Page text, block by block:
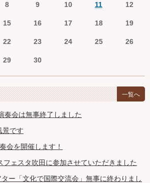
8 9 10 11 12
15 16 17 18 19
22 23 24 25 26
29 30
一覧へ
会は無事終了しました
景です
会を開催します！
フェスタ吹田に参加させていただきました
ー「文化で国際交流会」無事に終わりまし